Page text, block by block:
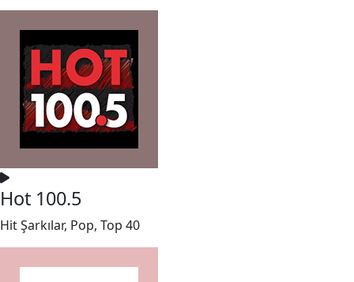
Hot 100.5
Hit Şarkılar, Pop, Top 40